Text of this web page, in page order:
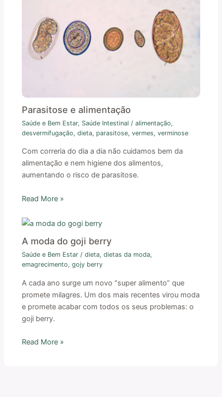
Parasitose e alimentação
Saúde e Bem Estar, Saúde Intestinal /alimentação,
desvermifugação,dieta, parasitose,vermes,verminose
Com correria do dia a dia não cuidamos bem da
alimentação e nem higiene dos alimentos,
aumentando o risco de parasitose.
Read More »
A moda do goji berry
Saúde e Bem Estar /dieta,dietas da moda,
emagrecimento,gojy berry
A cada ano surge um novo “super alimento” que
promete milagres. Um dos mais recentes virou moda
e promete acabar com todos os seus problemas: o
goji berry.
Read More »